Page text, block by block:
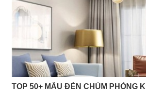
TOP 50+ MẪU ĐÈN CHÙM PHÒNG